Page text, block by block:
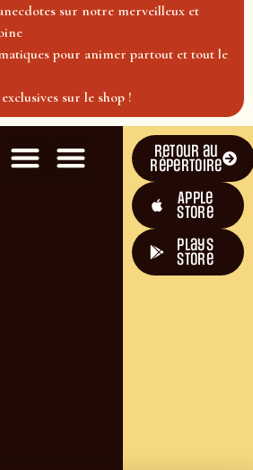
sur notre merveilleux et
pour animer partout et tout le
sur le shop !
Retour au
répertoire
Apple
Store
plays
store